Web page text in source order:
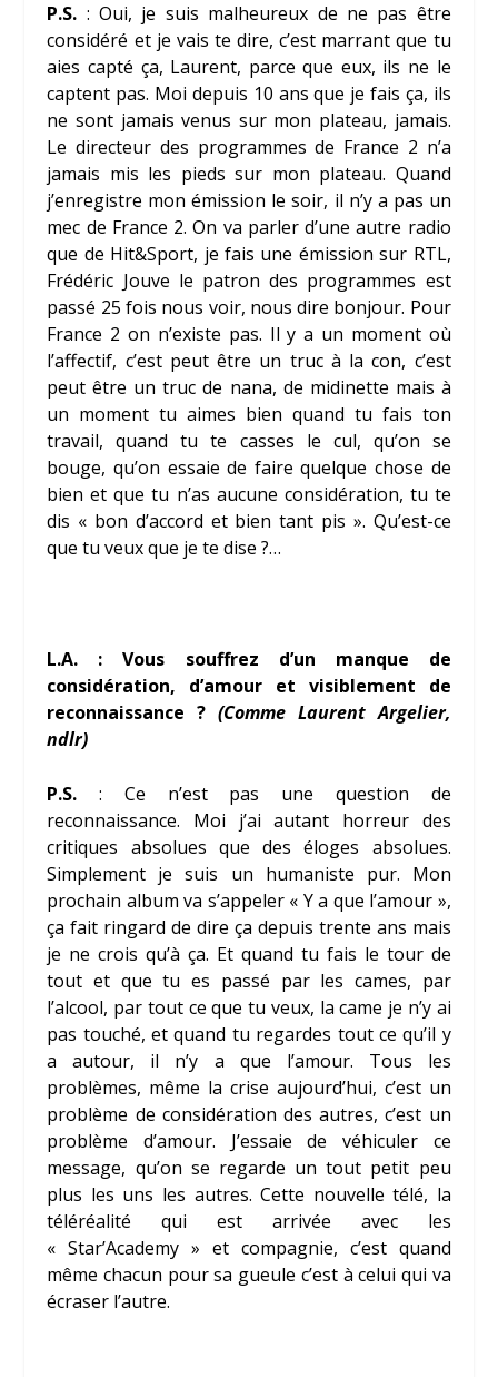
P.S. : Oui, je suis malheureux de ne pas être
considéré et je vais te dire, c’est marrant que tu
aies capté ça, Laurent, parce que eux, ils ne le
captent pas. Moi depuis 10 ans que je fais ça, ils
ne sont jamais venus sur mon plateau, jamais.
Le directeur des programmes de France 2 n’a
jamais mis les pieds sur mon plateau. Quand
j’enregistre mon émission le soir, il n’y a pas un
mec de France 2. On va parler d’une autre radio
que de Hit&Sport, je fais une émission sur RTL,
Frédéric Jouve le patron des programmes est
passé 25 fois nous voir, nous dire bonjour. Pour
France 2 on n’existe pas. Il y a un moment où
l’affectif, c’est peut être un truc à la con, c’est
peut être un truc de nana, de midinette mais à
un moment tu aimes bien quand tu fais ton
travail, quand tu te casses le cul, qu’on se
bouge, qu’on essaie de faire quelque chose de
bien et que tu n’as aucune considération, tu te
dis « bon d’accord et bien tant pis ». Qu’est-ce
que tu veux que je te dise ?…
L.A. : Vous souffrez d’un manque de
considération, d’amour et visiblement de
reconnaissance ? (Comme Laurent Argelier,
ndlr)
P.S. : Ce n’est pas une question de
reconnaissance. Moi j’ai autant horreur des
critiques absolues que des éloges absolues.
Simplement je suis un humaniste pur. Mon
prochain album va s’appeler « Y a que l’amour »,
ça fait ringard de dire ça depuis trente ans mais
je ne crois qu’à ça. Et quand tu fais le tour de
tout et que tu es passé par les cames, par
l’alcool, par tout ce que tu veux, la came je n’y ai
pas touché, et quand tu regardes tout ce qu’il y
a autour, il n’y a que l’amour. Tous les
problèmes, même la crise aujourd’hui, c’est un
problème de considération des autres, c’est un
problème d’amour. J’essaie de véhiculer ce
message, qu’on se regarde un tout petit peu
plus les uns les autres. Cette nouvelle télé, la
téléréalité qui est arrivée avec les
« Star’Academy » et compagnie, c’est quand
même chacun pour sa gueule c’est à celui qui va
écraser l’autre.